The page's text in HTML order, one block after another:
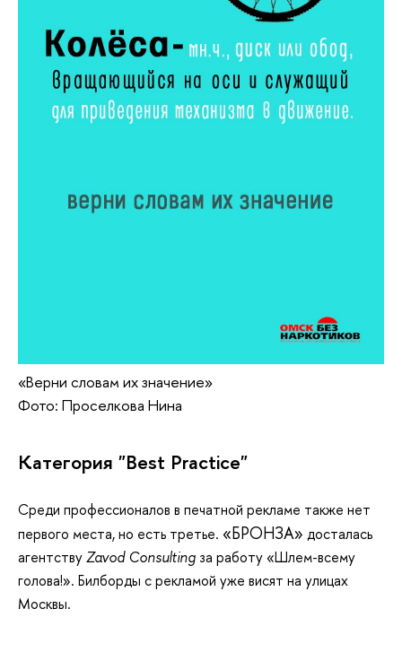
«Верни словам их значение»
Фото: Проселкова Нина
Категория "Best Practice"
Среди профессионалов в печатной рекламе также нет
первого места, но есть третье. «БРОНЗА» досталась
агентствуZavod Consulting за работу «Шлем-всему
голова!». Билборды с рекламой уже висят на улицах
Москвы.